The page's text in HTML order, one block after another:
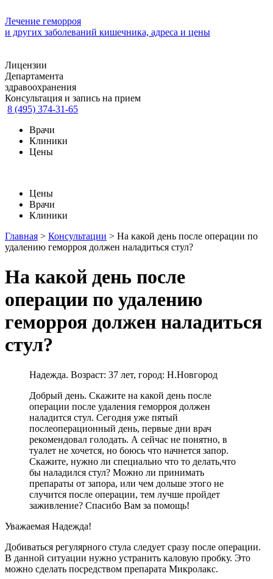
Лечение геморроя
и других заболеваний кишечника, адреса и цены
Лицензии
Департамента
здравоохранения
Консультация и запись на прием
8 (495) 374-31-65
Врачи
Клиники
Цены
Цены
Врачи
Клиники
Главная > Консультации > На какой день после операции по
удалению геморроя должен наладиться стул?
На какой день после
операции по удалению
геморроя должен наладиться
стул?
Надежда. Возраст: 37 лет, город: Н.Новгород
Добрый день. Скажите на какой день после
операции после удаления геморроя должен
наладится стул. Сегодня уже пятый
послеоперационный день, первые дни врач
рекомендовал голодать. А сейчас не понятно, в
туалет не хочется, но боюсь что начнется запор.
Скажите, нужно ли специально что то делать,что
бы наладился стул? Можно ли принимать
препараты от запора, или чем дольше этого не
случится после операции, тем лучше пройдет
заживление? Спасибо Вам за помощь!
Уважаемая Надежда!
Добиваться регулярного стула следует сразу после операции.
В данной ситуации нужно устранить каловую пробку. Это
можно сделать посредством препарата Микролакс.